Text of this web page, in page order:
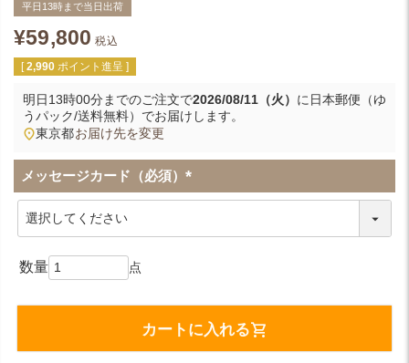
平日13時まで当日出荷
¥59,800 税込
[ 2,990 ポイント進呈 ]
明日13時00分までのご注文で2026/08/11（火） に 日本郵便（ゆ
うパック/送料無料） でお届けします。
東京都お届け先を変更
メッセージカード（必須）
(
カートに入れる